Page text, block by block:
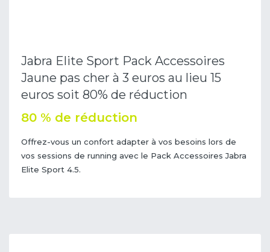
Jabra Elite Sport Pack Accessoires
Jaune pas cher à 3 euros au lieu 15
euros soit 80% de réduction
80 % de réduction
Offrez-vous un confort adapter à vos besoins lors de
vos sessions de running avec le Pack Accessoires Jabra
Elite Sport 4.5.